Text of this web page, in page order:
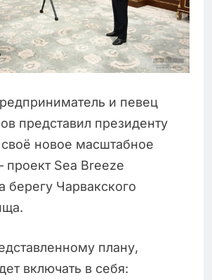
и певец
представил президенту
своё новое масштабное
Sea Breeze
берегу Чарвакского
плану,
включать в себя: